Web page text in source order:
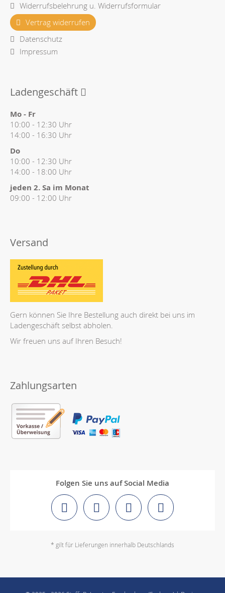
Widerrufsbelehrung u. Widerrufsformular
Vertrag widerrufen
Datenschutz
Impressum
Ladengeschäft
Mo - Fr
10:00 - 12:30 Uhr
14:00 - 16:30 Uhr
Do
10:00 - 12:30 Uhr
14:00 - 18:00 Uhr
jeden 2. Sa im Monat
09:00 - 12:00 Uhr
Versand
Gern können Sie Ihre Bestellung auch direkt bei uns im
Ladengeschäft selbst abholen.
Wir freuen uns auf Ihren Besuch!
Zahlungsarten
Folgen Sie uns auf Social Media
* gilt für Lieferungen innerhalb Deutschlands